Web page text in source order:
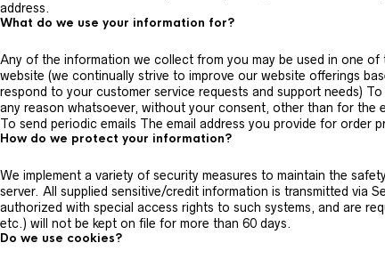
address.
What do we use your information for?
Any of the information we collect from you may be used in one
website (we continually strive to improve our website offerings
respond to your customer service requests and support needs)
any reason whatsoever, without your consent, other than for the
To send periodic emails The email address you provide for order
How do we protect your information?
We implement a variety of security measures to maintain the
server. All supplied sensitive/credit information is transmitted via
authorized with special access rights to such systems, and are
etc.) will not be kept on file for more than 60 days.
Do we use cookies?